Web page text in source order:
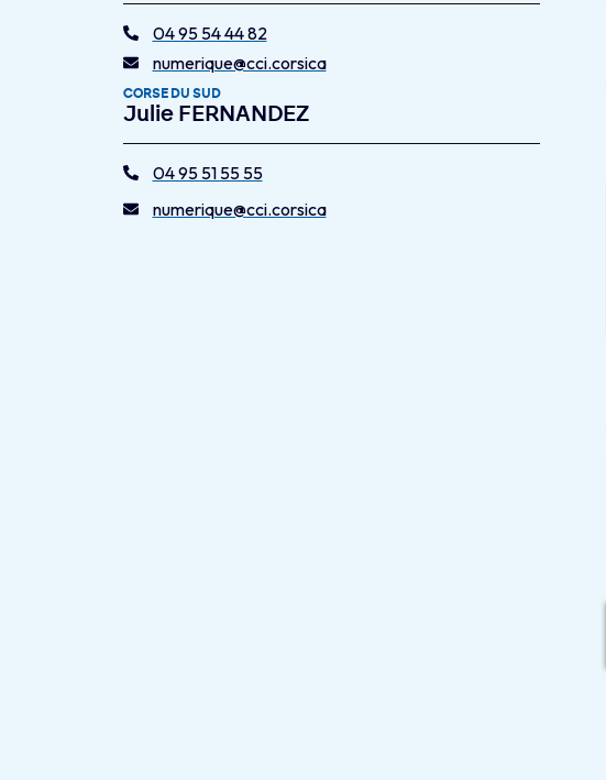
04 95 54 44 82
numerique@cci.corsica
CORSE DU SUD
Julie FERNANDEZ
04 95 51 55 55
numerique@cci.corsica